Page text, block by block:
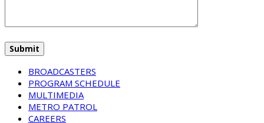
BROADCASTERS
PROGRAM SCHEDULE
MULTIMEDIA
METRO PATROL
CAREERS